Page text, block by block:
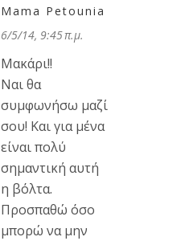
Mama Petounia
6/5/14, 9:45 π.μ.
Μακάρι!!
Ναι θα
συμφωνήσω μαζί
σου! Και για μένα
είναι πολύ
σημαντική αυτή
η βόλτα.
Προσπαθώ όσο
μπορώ να μην